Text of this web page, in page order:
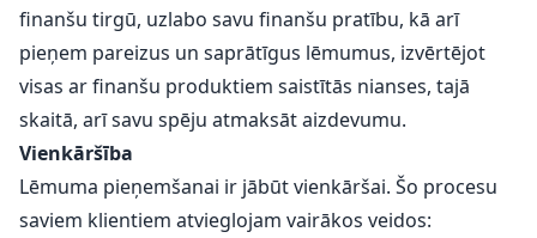
finanšu tirgū, uzlabo savu finanšu pratību, kā arī
pieņem pareizus un saprātīgus lēmumus, izvērtējot
visas ar finanšu produktiem saistītās nianses, tajā
skaitā, arī savu spēju atmaksāt aizdevumu.
Vienkāršība
Lēmuma pieņemšanai ir jābūt vienkāršai. Šo procesu
saviem klientiem atvieglojam vairākos veidos: